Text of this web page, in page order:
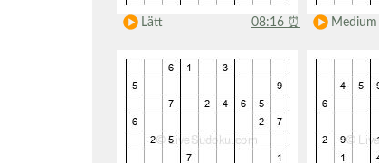
Lätt 08:16 ⏰ Medium